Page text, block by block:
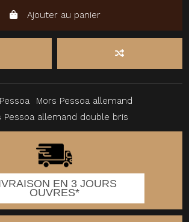
Ajouter au panier
Mors Pessoa allemand
Pessoa allemand double bris
EN 3 JOURS
OUVRES*